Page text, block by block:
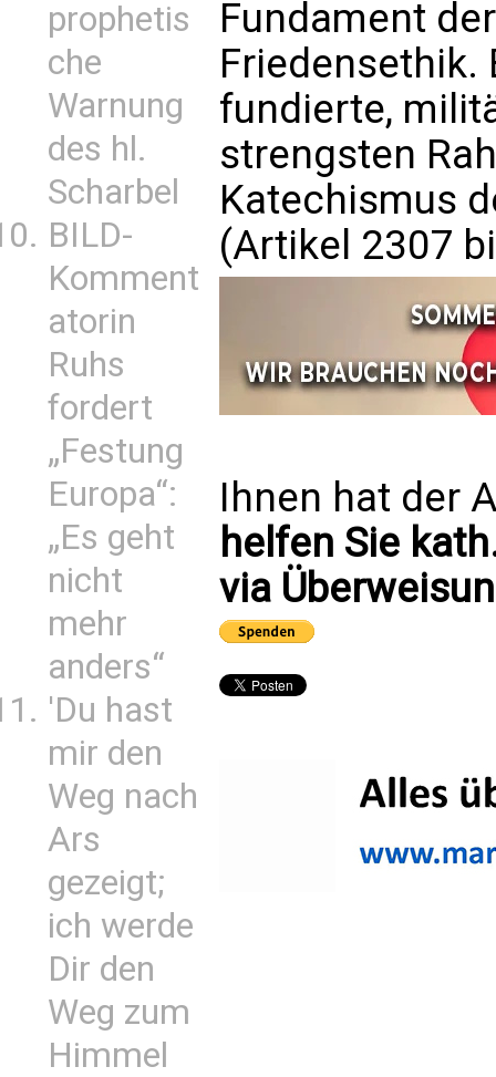
prophetis
che
Warnung
des hl.
Scharbel
BILD-
Komment
atorin
Ruhs
fordert
„Festung
Europa“:
„Es geht
nicht
mehr
anders“
'Du hast
mir den
Weg nach
Ars
gezeigt;
ich werde
Dir den
Weg zum
Himmel
Fundament
Friedensethik.
fundierte,
strengsten
Katechismus
(Artikel 2307
Ihnen hat der
helfen Sie
via